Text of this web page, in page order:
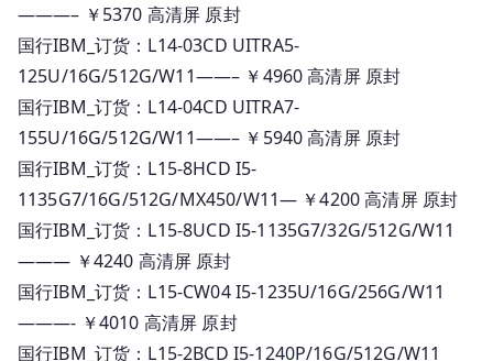
———– ￥5370 高清屏 原封
国行IBM_订货：L14-03CD UITRA5-
125U/16G/512G/W11——– ￥4960 高清屏 原封
国行IBM_订货：L14-04CD UITRA7-
155U/16G/512G/W11——– ￥5940 高清屏 原封
国行IBM_订货：L15-8HCD I5-
1135G7/16G/512G/MX450/W11— ￥4200 高清屏 原封
国行IBM_订货：L15-8UCD I5-1135G7/32G/512G/W11
——— ￥4240 高清屏 原封
国行IBM_订货：L15-CW04 I5-1235U/16G/256G/W11
———- ￥4010 高清屏 原封
国行IBM_订货：L15-2BCD I5-1240P/16G/512G/W11